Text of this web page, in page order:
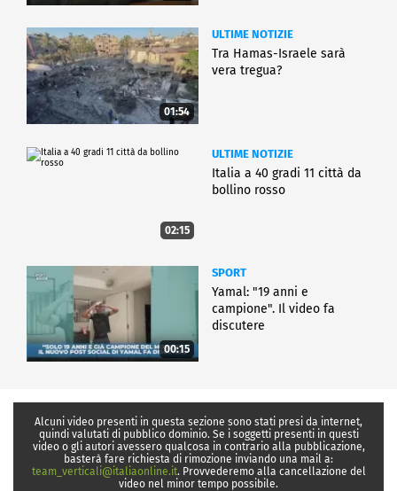
01:54
ULTIME NOTIZIE
Tra Hamas-Israele sarà
vera tregua?
02:15
ULTIME NOTIZIE
Italia a 40 gradi 11 città da
bollino rosso
00:15
SPORT
Yamal: "19 anni e
campione". Il video fa
discutere
Alcuni video presenti in questa sezione sono stati presi da internet,
quindi valutati di pubblico dominio. Se i soggetti presenti in questi
video o gli autori avessero qualcosa in contrario alla pubblicazione,
basterà fare richiesta di rimozione inviando una mail a:
team_verticali@italiaonline.it. Provvederemo alla cancellazione del
video nel minor tempo possibile.